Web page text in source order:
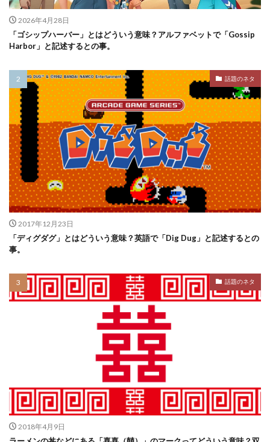
2026年4月28日
「ゴシップハーバー」とはどういう意味？アルファベットで「Gossip
Harbor」と記述するとの事。
話題のネタ
2017年12月23日
「ディグダグ」とはどういう意味？英語で「Dig Dug」と記述するとの
事。
話題のネタ
2018年4月9日